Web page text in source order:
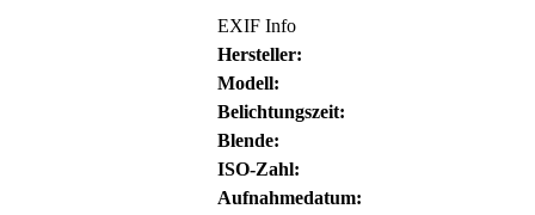
EXIF Info
Hersteller:
Modell:
Belichtungszeit:
Blende:
ISO-Zahl:
Aufnahmedatum: